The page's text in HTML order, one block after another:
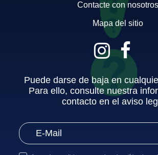
Contacte con nosotros
Mapa del sitio
Puede darse de baja en
Para ello, consulte nuestra
contacto en el aviso